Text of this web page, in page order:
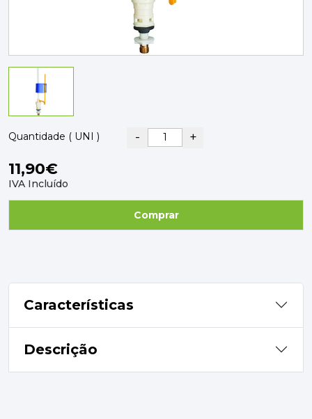
TINTAS, DROGAS E LIMPEZA
DYRUP
SKIL
Quantidade ( UNI ) - +
11,90€
IVA Incluído
Comprar
Características
Descrição